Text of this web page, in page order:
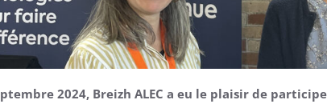
2024, Breizh ALEC a eu le plaisir de